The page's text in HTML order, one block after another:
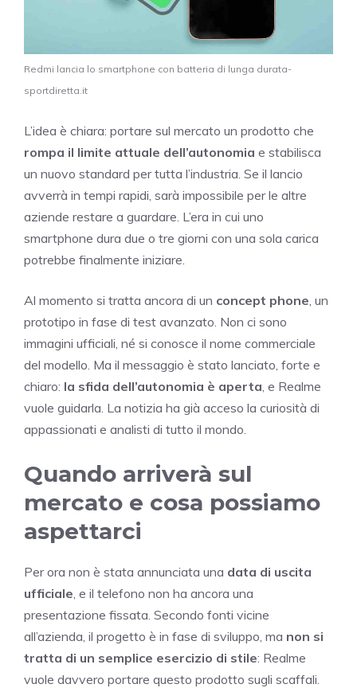
Redmi lancia lo smartphone con batteria di lunga durata-
sportdiretta.it
L’idea è chiara: portare sul mercato un prodotto che
rompa il limite attuale dell’autonomia e stabilisca
un nuovo standard per tutta l’industria. Se il lancio
avverrà in tempi rapidi, sarà impossibile per le altre
aziende restare a guardare. L’era in cui uno
smartphone dura due o tre giorni con una sola carica
potrebbe finalmente iniziare.
Al momento si tratta ancora di un concept phone , un
prototipo in fase di test avanzato. Non ci sono
immagini ufficiali, né si conosce il nome commerciale
del modello. Ma il messaggio è stato lanciato, forte e
chiaro: la sfida dell’autonomia è aperta , e Realme
vuole guidarla. La notizia ha già acceso la curiosità di
appassionati e analisti di tutto il mondo.
Quando arriverà sul
mercato e cosa possiamo
aspettarci
Per ora non è stata annunciata una data di uscita
ufficiale , e il telefono non ha ancora una
presentazione fissata. Secondo fonti vicine
all’azienda, il progetto è in fase di sviluppo, ma non si
tratta di un semplice esercizio di stile: Realme
vuole davvero portare questo prodotto sugli scaffali.